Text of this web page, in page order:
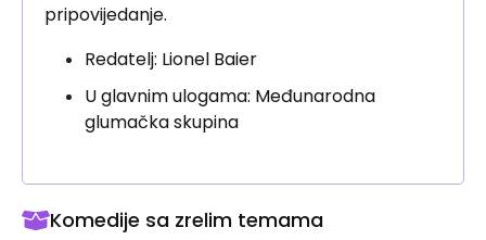
pripovijedanje.
Redatelj: Lionel Baier
U glavnim ulogama: Međunarodna
glumačka skupina
Komedije sa zrelim temama